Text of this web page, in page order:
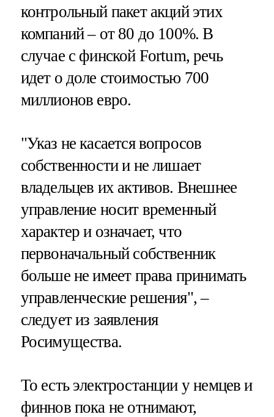
контрольный пакет акций этих
компаний – от 80 до 100%. В
случае с финской Fortum, речь
идет о доле стоимостью 700
миллионов евро.
"Указ не касается вопросов
собственности и не лишает
владельцев их активов. Внешнее
управление носит временный
характер и означает, что
первоначальный собственник
больше не имеет права принимать
управленческие решения", –
следует из заявления
Росимущества.
То есть электростанции у немцев и
финнов пока не отнимают,